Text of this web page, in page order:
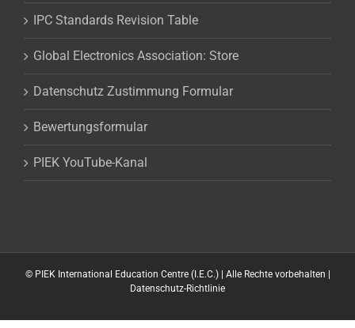
IPC Standards Revision Table
Global Electronics Association: Store
Datenschutz Zustimmung Formular
Bewertungsformular
PIEK YouTube-Kanal
©PIEK International Education Centre (I.E.C.) | Alle Rechte vorbehalten |
Datenschutz-Richtlinie